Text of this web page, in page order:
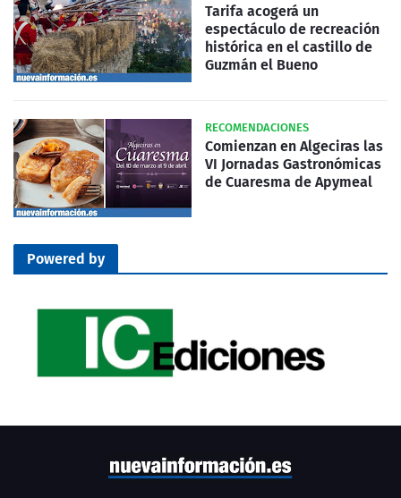
Tarifa acogerá un
espectáculo de recreación
histórica en el castillo de
Guzmán el Bueno
RECOMENDACIONES
Comienzan en Algeciras las
VI Jornadas Gastronómicas
de Cuaresma de Apymeal
Powered by